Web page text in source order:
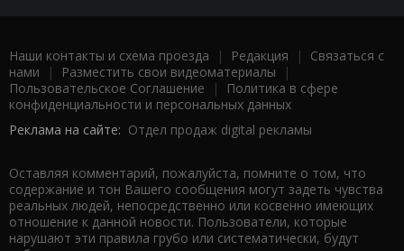
Наши контакты и схема проезда | Редакция | Связаться с
нами | Разместить свои видеоматериалы |
Пользовательское Соглашение |
Политика в сфере
конфиденциальности и персональных данных
Реклама на сайте: Отдел продаж digital рекламы
Оставляя комментарий, пожалуйста, помните о том, что
содержание и тон Вашего сообщения могут задеть чувства
реальных людей, непосредственно или косвенно имеющих
отношение к данной новости. Пользователи, которые
нарушают эти правила грубо или систематически, будут